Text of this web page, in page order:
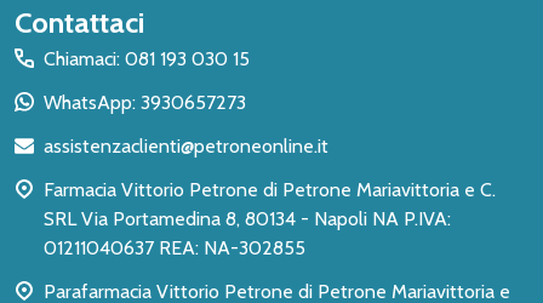
Inizio
del
piè
pagina
Contattaci
Chiamaci: 081 193 030 15
WhatsApp: 3930657273
assistenzaclienti@petroneonline.it
Farmacia Vittorio Petrone di Petrone Mariavittoria e C.
SRL Via Portamedina 8, 80134 - Napoli NA P.IVA:
01211040637 REA: NA-302855
Parafarmacia Vittorio Petrone di Petrone Mariavittoria e